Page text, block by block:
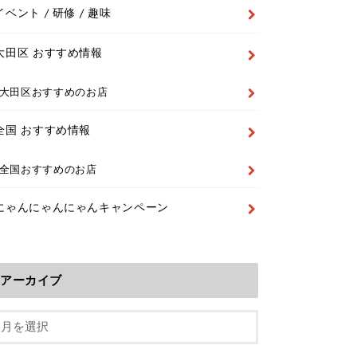
ベント / 研修 / 趣味
田区 おすすめ情報
田区おすすめのお店
国 おすすめ情報
国おすすめのお店
ゃんにゃんにゃんキャンペーン
アーカイブ